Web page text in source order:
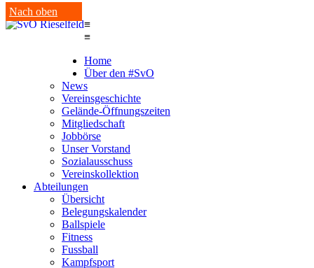
Nach oben
≡
≡
Home
Über den #SvO
News
Vereinsgeschichte
Gelände-Öffnungszeiten
Mitgliedschaft
Jobbörse
Unser Vorstand
Sozialausschuss
Vereinskollektion
Abteilungen
Übersicht
Belegungskalender
Ballspiele
Fitness
Fussball
Kampfsport